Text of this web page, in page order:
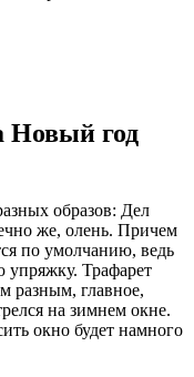
Новый год
образов: Дел
же, олень. Причем
по умолчанию, ведь
упряжку. Трафарет
разным, главное,
на зимнем окне.
окно будет намного